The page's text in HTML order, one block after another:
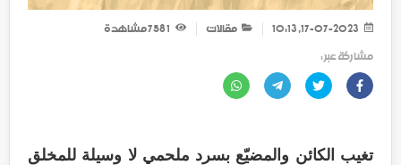
مقالات
مشاهدة
مشاركة عبر :
تغيب الكائن والمضيّع بسرد ملحمي لا وسيلة للمخلق